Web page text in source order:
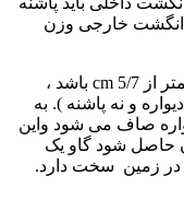
انگشت خارجی وزن
از cm 5/7 باشد ،
و نه پاشنه ). به
صاف می شود واین
حاصل شود گاو یک
زمین سخت دارد.